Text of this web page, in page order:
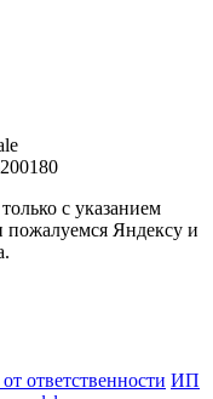
с указанием
Яндексу и
ответственности ИП